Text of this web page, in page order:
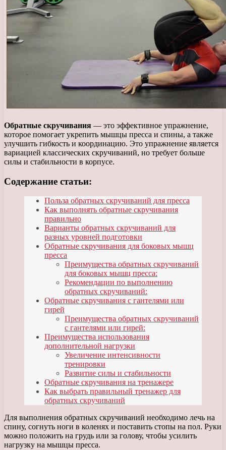
Обратные скручивания — это эффективное упражнение,
которое помогает укрепить мышцы пресса и спины, а также
улучшить гибкость и координацию. Это упражнение является
вариацией классических скручиваний, но требует больше
силы и стабильности в корпусе.
Содержание статьи:
Польза обратных скручиваний для пресса
Как выполнять обратные скручивания
правильно
Варианты обратных скручиваний для
разных уровней подготовки
Обратные скручивания для боковых мышц
пресса
Преимущества обратных скручиваний
для боковых мышц пресса:
Рекомендации по выполнению
обратных скручиваний:
Обратные скручивания с гантелями или
гирей
Преимущества обратных скручиваний
с гантелями или гирей:
Преимущества использования
дополнительной нагрузки
Увеличение интенсивности
тренировки
Развитие силы и стабильности
Обратные скручивания на тренажере
Как выбрать правильный тренажер для
обратных скручиваний
Для выполнения обратных скручиваний необходимо лечь на
спину, согнуть ноги в коленях и поставить стопы на пол. Руки
можно положить на грудь или за голову, чтобы усилить
нагрузку на мышцы пресса.